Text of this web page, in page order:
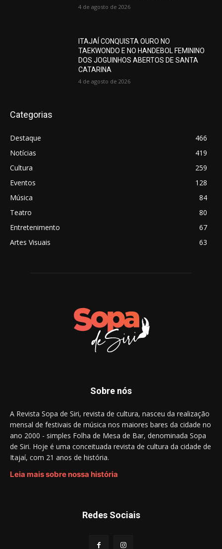
4 de agosto de 2026
ITAJAÍ CONQUISTA OURO NO
TAEKWONDO E NO HANDEBOL FEMININO
DOS JOGUINHOS ABERTOS DE SANTA
CATARINA
4 de agosto de 2026
Categorias
Destaque
466
Notícias
419
Cultura
259
Eventos
128
Música
84
Teatro
80
Entretenimento
67
Artes Visuais
63
Sobre nós
A Revista Sopa de Siri, revista de cultura, nasceu da realização
mensal de festivais de música nos maiores bares da cidade no
ano 2000 - simples Folha de Mesa de Bar, denominada Sopa
de Siri. Hoje é uma conceituada revista de cultura da cidade de
Itajaí, com 21 anos de história.
Leia mais sobre nossa história
Redes Sociais